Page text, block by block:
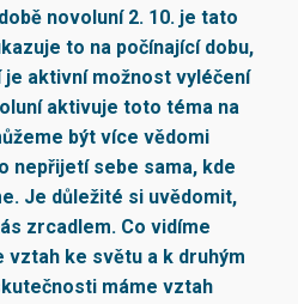
novoluní 2. 10. je tato
to na počínající dobu,
aktivní možnost vyléčení
aktivuje toto téma na
být více vědomi
nepřijetí sebe sama, kde
Je důležité si uvědomit,
zrcadlem. Co vidíme
vztah ke světu a k druhým
máme vztah